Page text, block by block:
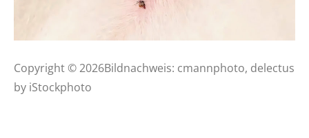
Copyright © 2026Bildnachweis: cmannphoto, delectus
by iStockphoto